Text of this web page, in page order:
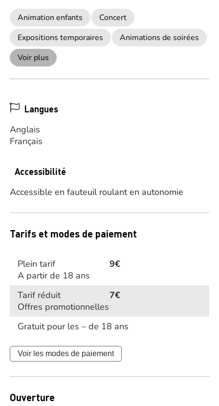
Animation enfants
Concert
Expositions temporaires
Animations de soirées
Voir plus
Langues
Anglais
Français
Accessibilité
Accessible en fauteuil roulant en autonomie
Tarifs et modes de paiement
Plein tarif
9€
A partir de 18 ans
Tarif réduit
7€
Offres promotionnelles
Gratuit pour les – de 18 ans
Voir les modes de paiement
Ouverture